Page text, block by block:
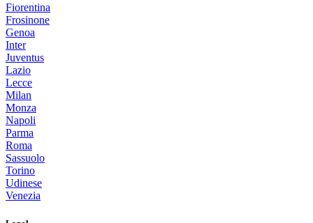
Fiorentina
Frosinone
Genoa
Inter
Juventus
Lazio
Lecce
Milan
Monza
Napoli
Parma
Roma
Sassuolo
Torino
Udinese
Venezia